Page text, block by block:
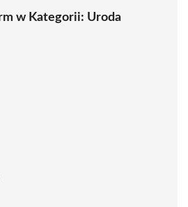
w Kategorii: Uroda